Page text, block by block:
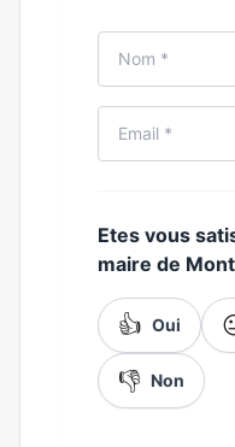
Etes vous
maire de
👍 Oui
👎 Non